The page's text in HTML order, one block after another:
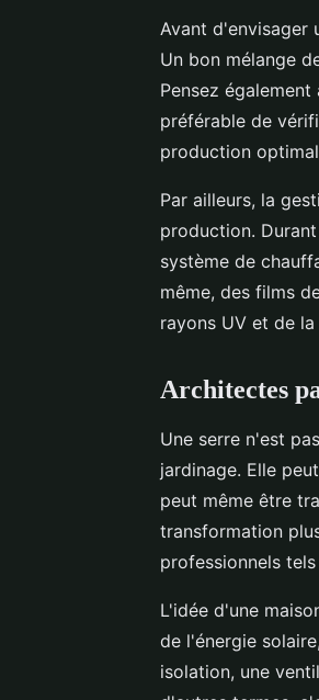
Avant d'envisager
Un bon mélange
Pensez
préférable de
production
Par ailleurs, la
production.
système de
même, des films
rayons UV et de
Architectes
Une serre n'est
jardinage. Elle
peut même être
transformation
professionnels
L'idée d'une
de l'énergie
isolation, une